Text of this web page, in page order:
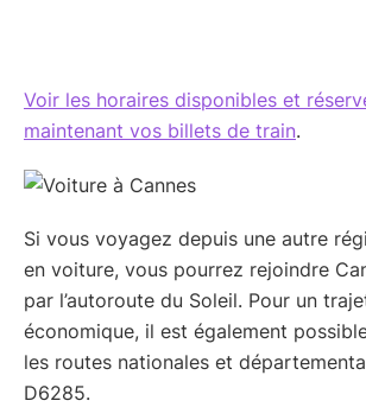
Voir les horaires disponibles et
maintenant vos billets de train.
Si vous voyagez depuis une autre
en voiture, vous pourrez rejoindre
par l’autoroute du Soleil. Pour un
économique, il est également
les routes nationales et
D6285.